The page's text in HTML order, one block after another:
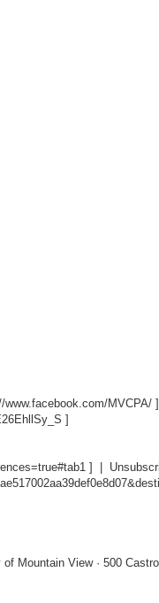
www.facebook.com/MVCPA/
]
] |
Mountain View · 500